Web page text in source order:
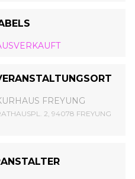
FREYUNG
2, 94078 FREYUNG